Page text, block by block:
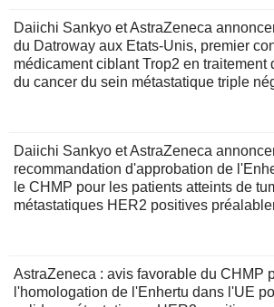
Daiichi Sankyo et AstraZeneca
du Datroway aux Etats-Unis, premier
médicament ciblant Trop2 en traitement
du cancer du sein métastatique triple
Daiichi Sankyo et AstraZeneca
recommandation d'approbation de
le CHMP pour les patients atteints de
métastatiques HER2 positives
AstraZeneca : avis favorable du CHMP
l'homologation de l'Enhertu dans l'UE